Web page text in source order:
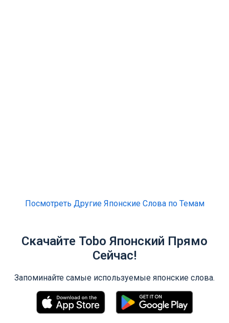
Посмотреть Другие Японские Слова по Темам
Скачайте Tobo Японский Прямо
Сейчас!
Запоминайте самые используемые японские слова.